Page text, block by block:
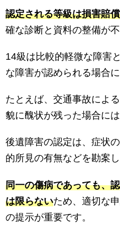
認定される等級は損害賠
確な診断と資料の整備が不
14級は比較的軽微な障害
な障害が認められる場合
たとえば、交通事故によ
貌に醜状が残った場合に
後遺障害の認定は、症状
的所見の有無などを勘案
同一の傷病であっても、
は限らないため、適切な
の提示が重要です。